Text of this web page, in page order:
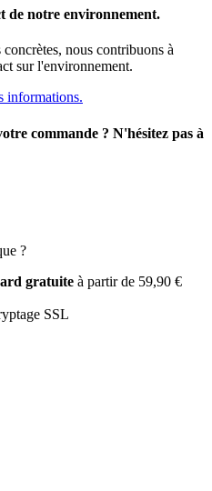
de notre environnement.
nous contribuons à
sur l'environnement.
informations.
commande ? N'hésitez pas à
?
gratuite à partir de 59,90 €
SSL